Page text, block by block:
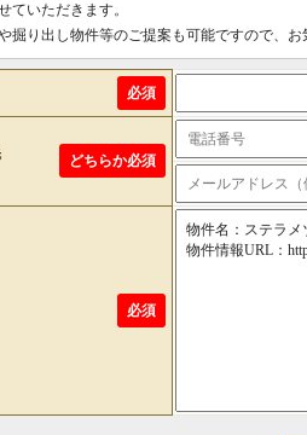
ていただきます。
掘り出し物件等のご提案も可能ですので、
必須
どちらか必須
必須